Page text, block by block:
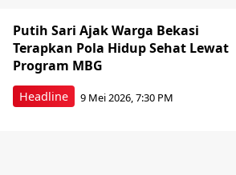
Headline
Putih Sari Ajak Warga Bekasi
Terapkan Pola Hidup Sehat Lewat
Program MBG
9 Mei 2026, 7:30 PM